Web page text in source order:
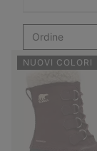
Ordine
NUOVI COLORI